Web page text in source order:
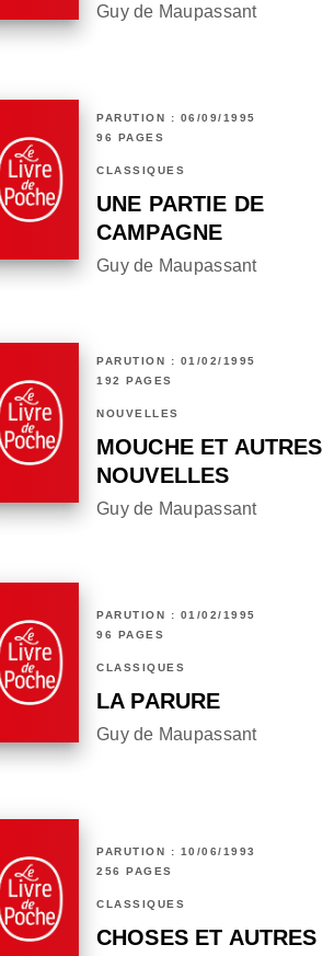
Guy de Maupassant
PARUTION : 06/09/1995
96 PAGES
CLASSIQUES
UNE PARTIE DE
CAMPAGNE
Guy de Maupassant
PARUTION : 01/02/1995
192 PAGES
NOUVELLES
MOUCHE ET AUTRES
NOUVELLES
Guy de Maupassant
PARUTION : 01/02/1995
96 PAGES
CLASSIQUES
LA PARURE
Guy de Maupassant
PARUTION : 10/06/1993
256 PAGES
CLASSIQUES
CHOSES ET AUTRES